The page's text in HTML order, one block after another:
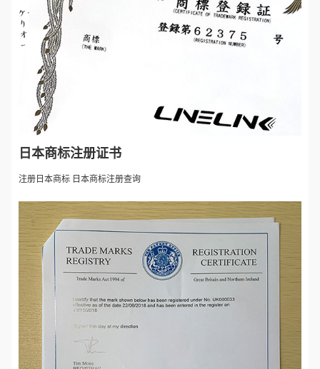
日本商标注册证书
注册日本商标 日本商标注册查询